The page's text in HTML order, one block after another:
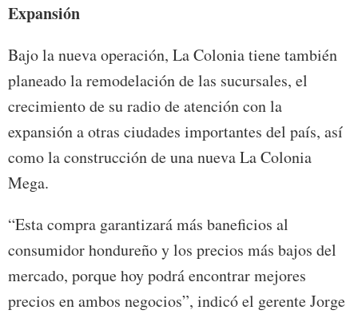
Expansión
Bajo la nueva operación, La Colonia tiene también
planeado la remodelación de las sucursales, el
crecimiento de su radio de atención con la
expansión a otras ciudades importantes del país, así
como la construcción de una nueva La Colonia
Mega.
“Esta compra garantizará más baneficios al
consumidor hondureño y los precios más bajos del
mercado, porque hoy podrá encontrar mejores
precios en ambos negocios”, indicó el gerente Jorge